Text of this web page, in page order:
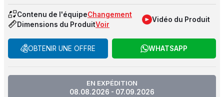
Contenu de l'équipeChangement
Dimensions du ProduitVoir
Vidéo du Produit
OBTENIR UNE OFFRE WHATSAPP
EN EXPÉDITION
08.08.2026 - 07.09.2026